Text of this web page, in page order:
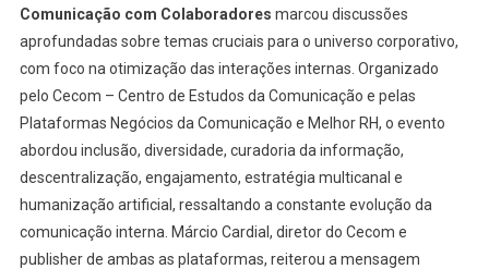
Sobre
Comunicação com Colaboradores marcou discussões
aprofundadas sobre temas cruciais para o universo corporativo,
com foco na otimização das interações internas. Organizado
pelo Cecom – Centro de Estudos da Comunicação e pelas
Plataformas Negócios da Comunicação e Melhor RH, o evento
abordou inclusão, diversidade, curadoria da informação,
descentralização, engajamento, estratégia multicanal e
humanização artificial, ressaltando a constante evolução da
comunicação interna. Márcio Cardial, diretor do Cecom e
publisher de ambas as plataformas, reiterou a mensagem